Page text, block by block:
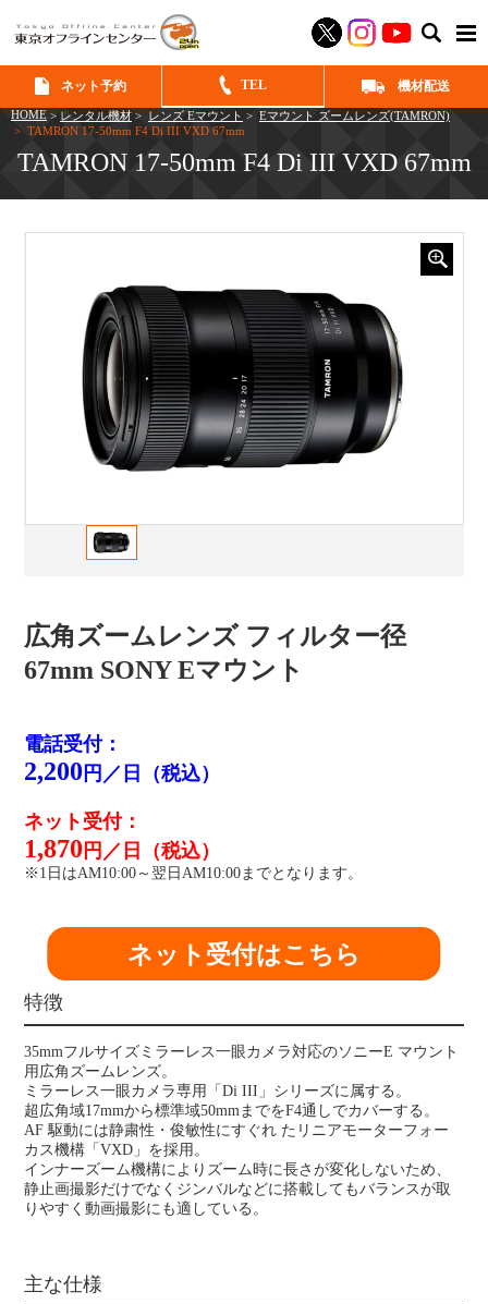
ネット予約 TEL 機材配送
HOME > レンタル機材 > レンズ Eマウント > Eマウント ズームレンズ(TAMRON)
> TAMRON 17-50mm F4 Di III VXD 67mm
TAMRON 17-50mm F4 Di III VXD 67mm
広角ズームレンズ フィルター径
67mm SONY Eマウント
電話受付：
2,200 円／日（税込）
ネット受付：
1,870 円／日（税込）
※1日はAM10:00～翌日AM10:00までとなります。
ネット受付はこちら
特徴
35mmフルサイズミラーレス一眼カメラ対応のソニーE マウント
用広角ズームレンズ。
ミラーレス一眼カメラ専用「Di III」シリーズに属する。
超広角域17mmから標準域50mmまでをF4通しでカバーする。
AF 駆動には静粛性・俊敏性にすぐれ たリニアモーターフォー
カス機構「VXD」を採用。
インナーズーム機構によりズーム時に長さが変化しないため、
静止画撮影だけでなくジンバルなどに搭載してもバランスが取
りやすく動画撮影にも適している。
主な仕様